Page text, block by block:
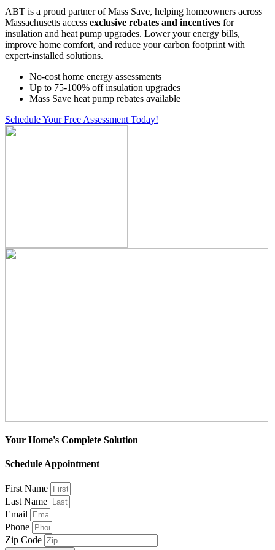
ABT is a proud partner of Mass Save, helping homeowners across
Massachusetts access exclusive rebates and incentives for
insulation and heat pump upgrades. Lower your energy bills,
improve home comfort, and reduce your carbon footprint with
expert-installed solutions.
No-cost home energy assessments
Up to 75-100% off insulation upgrades
Mass Save heat pump rebates available
Schedule Your Free Assessment Today!
Your Home's Complete Solution
Schedule Appointment
First Name
Last Name
Email
Phone
Zip Code